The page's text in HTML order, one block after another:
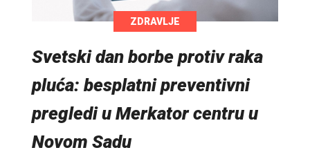
ZDRAVLJE
Svetski dan borbe protiv raka
pluća: besplatni preventivni
pregledi u Merkator centru u
Novom Sadu